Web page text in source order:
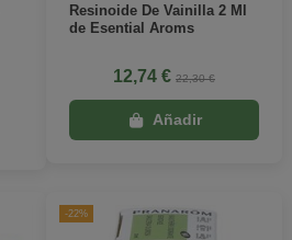
Resinoide De Vainilla 2 Ml
de Esential Aroms
12,74 € 22,30 €
-22%